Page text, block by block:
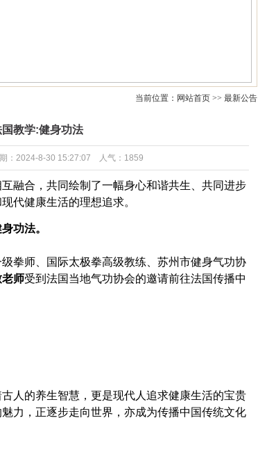
当前位置：网站首页 >> 最新公告
教学:健身功法
：2024-8-30 15:27:07 人气：1859
融合，共同绘制了一幅身心和谐共生、共同进步
代健康生活的理想追求。
功法。
拳师、国际太极拳高级教练
苏州市健身气功协
师受到法国当地气功协会的邀请前往法国传播中
人的养生智慧，更是现代人追求健康生活的宝贵
力，正逐步走向世界，亦成为传播中国传统文化